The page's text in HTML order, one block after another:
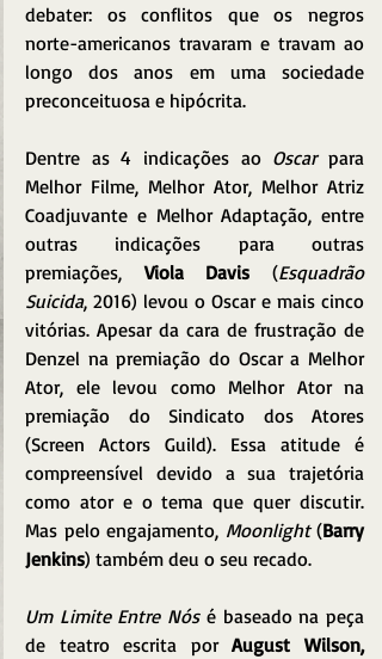
debater: os conflitos que os negros
norte-americanos travaram e travam ao
longo dos anos em uma sociedade
preconceituosa e hipócrita.
Dentre as 4 indicações ao Oscar para
Melhor Filme, Melhor Ator, Melhor Atriz
Coadjuvante e Melhor Adaptação, entre
outras indicações para outras
premiações, Viola Davis (Esquadrão
Suicida, 2016) levou o Oscar e mais cinco
vitórias. Apesar da cara de frustração de
Denzel na premiação do Oscar a Melhor
Ator, ele levou como Melhor Ator na
premiação do Sindicato dos Atores
(Screen Actors Guild). Essa atitude é
compreensível devido a sua trajetória
como ator e o tema que quer discutir.
Mas pelo engajamento, Moonlight (Barry
Jenkins) também deu o seu recado.
Um Limite Entre Nós é baseado na peça
de teatro escrita por August Wilson,